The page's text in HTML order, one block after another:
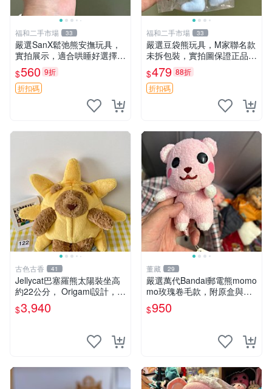
福和二手市場 33
嚴選SanX鬆弛熊安撫玩具，
實拍展示，適合哄睡好選擇
電腦玩具 安撫用品
$560 9折
折扣碼
福和二手市場 33
嚴選豆袋熊玩具，M家聯名款
未拆包裝，實拍圖保證正品
豆袋玩具 嚴選 M家 豆袋熊
$479 88折
折扣碼
古色古香 41
Jellycat巴塞羅熊太陽裝坐高
約22公分， Origami設計，來
自越南。嚴選 Recommendat
ion！巴塞羅、 Origami熊、J
$3,940
董藏 29
嚴選萬代Bandai郵電熊momo
mo玫瑰卷毛款，附原盒與吊
牌，粉嫩可愛入手即柔軟～
玫瑰卷毛 郵電熊 正品
$950